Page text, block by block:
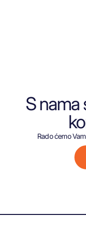
S nama
Rado ćemo